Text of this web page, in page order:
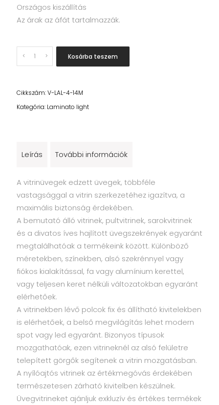
Országos kiszállítás
Az árak az áfát tartalmazzák.
Quantity Kosárba teszem
Cikkszám:V-LAL-4-14M
Kategória: Laminato light
Leírás További információk
A vitrinüvegek edzett üvegek, többféle
vastagsággal a vitrin szerkezetéhez igazítva, a
maximális biztonság érdekében.
A bemutató álló vitrinek, pultvitrinek, sarokvitrinek
és a divatos íves hajlított üvegszekrények egyaránt
megtalálhatóak a termékeink között. Különböző
méretekben, színekben, alsó szekrénnyel vagy
fiókos kialakítással, fa vagy alumínium kerettel,
vagy teljesen keret nélküli változatokban egyaránt
elérhetőek.
A vitrinekben lévő polcok fix és állítható kivitelekben
is elérhetőek, a belső megvilágítás lehet modern
spot vagy led egyaránt. Bizonyos típusok
mozgathatóak, ezen vitrineknél az alsó felületre
telepített görgők segítenek a vitrin mozgatásban.
A nyílóajtós vitrinek az értékmegóvás érdekében
természetesen zárható kivitelben készülnek.
Üvegvitrineket ajánljuk exkluzív és értékes termékek